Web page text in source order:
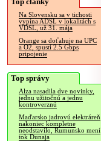
Na Slovensku sa v tichosti
vypína ADSL v lokalitách s
VDSL, už 31. mája
Orange sa doťahuje na UPC
a O2, spustí 2.5 Gbps
pripojenie
Top správy
Alza nasadila dve novinky,
jednu užitočnú a jednu
kontroverznú
Maďarsko jadrovú elektráreň
nakoniec kompletne
neodstavilo, Rumunsko mení
tok Dunaja